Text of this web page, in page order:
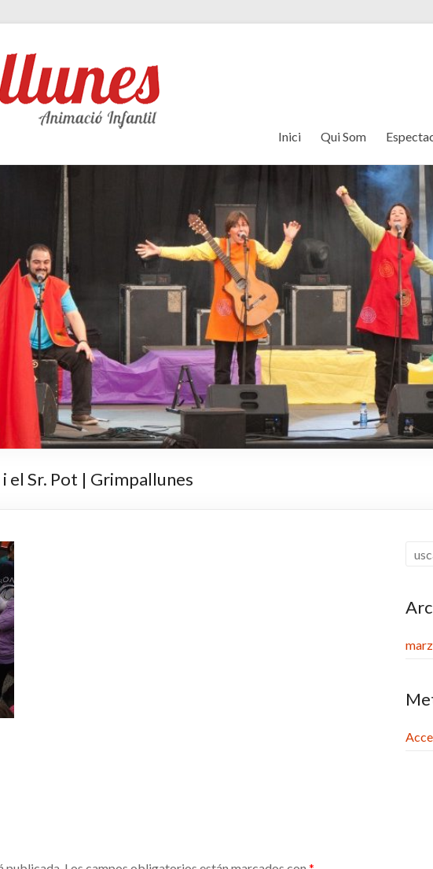
Inici Qui Som
el Sr. Pot | Grimpallunes